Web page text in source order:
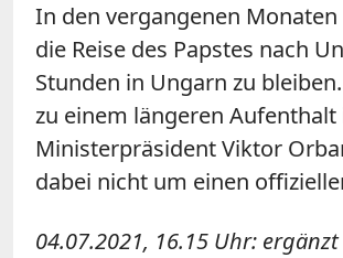
In den vergangenen
die Reise des Papstes nach
Stunden in Ungarn zu
zu einem längeren
Ministerpräsident Viktor
dabei nicht um einen
04.07.2021, 16.15 Uhr: